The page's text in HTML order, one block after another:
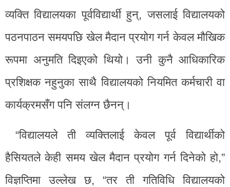
व्यक्ति विद्यालयका पूर्वविद्यार्थी हुन्, जसलाई विद्यालयको
पठनपाठन समयपछि खेल मैदान प्रयोग गर्न केवल मौखिक
रूपमा अनुमति दिइएको थियो। उनी कुनै आधिकारिक
प्रशिक्षक नहुनुका साथै विद्यालयको नियमित कर्मचारी वा
कार्यक्रमसँग पनि संलग्न छैनन्।
“विद्यालयले ती व्यक्तिलाई केवल पूर्व विद्यार्थीको
हैसियतले केही समय खेल मैदान प्रयोग गर्न दिनेको हो,”
विज्ञप्तिमा उल्लेख छ, “तर ती गतिविधि विद्यालयको